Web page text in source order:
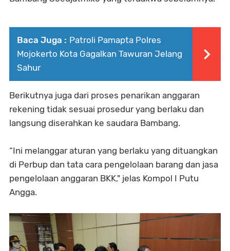
Baca Juga : Patroli Pamapta Polres
Mojokerto Kota Gagalkan Tawuran Jelang
Sahur
Berikutnya juga dari proses penarikan anggaran
rekening tidak sesuai prosedur yang berlaku dan
langsung diserahkan ke saudara Bambang.
“Ini melanggar aturan yang berlaku yang dituangkan
di Perbup dan tata cara pengelolaan barang dan jasa
pengelolaan anggaran BKK," jelas Kompol I Putu
Angga.